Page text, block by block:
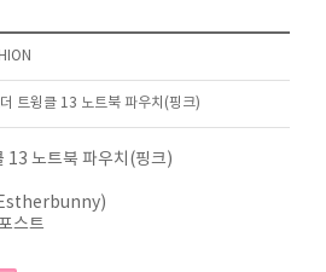
트윙클 13 노트북 파우치(핑크)
13 노트북 파우치(핑크)
스트